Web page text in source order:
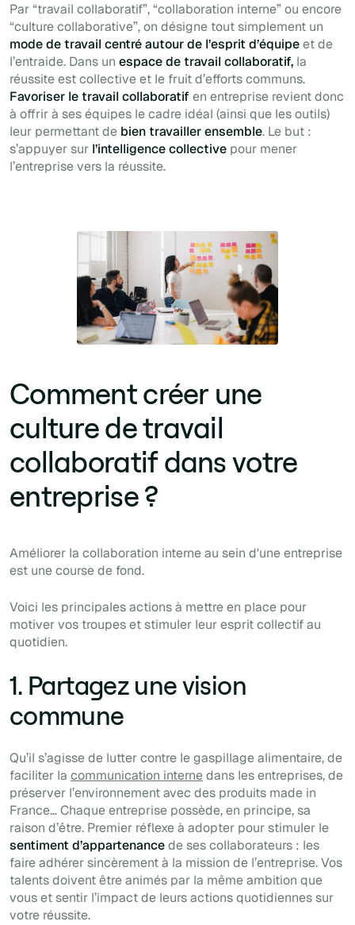
Par “travail collaboratif”, “collaboration interne” ou encore
“culture collaborative”,on désigne tout simplement un
mode de travail centré autour de l’esprit d’équipeet de
l’entraide. Dans un espace de travail collaboratif, la
réussite est collective et le fruit d’efforts communs.
Favoriser le travail collaboratif en entreprise revient donc
à offrir à ses équipes le cadre idéal (ainsi que les outils)
leur permettant de bien travailler ensemble. Le but :
s’appuyer sur l’intelligence collective pour mener
l’entreprise vers la réussite.
Comment créer une
culture de travail
collaboratif dans votre
entreprise ?
Améliorer la collaboration interne au sein d'une entreprise
est une course de fond.
Voici les principales actions à mettre en place pour
motiver vos troupes et stimuler leur esprit collectif au
quotidien.
1. Partagez une vision
commune
Qu’il s’agisse de lutter contre le gaspillage alimentaire, de
faciliter la communication internedans les entreprises, de
préserver l’environnement avec des produits made in
France… Chaque entreprise possède, en principe, sa
raison d’être. Premier réflexe à adopter pour stimuler le
sentiment d’appartenancede ses collaborateurs : les
faire adhérer sincèrement à la mission de l’entreprise. Vos
talents doivent être animés par la même ambition que
vous et sentir l’impact de leurs actions quotidiennes sur
votre réussite.